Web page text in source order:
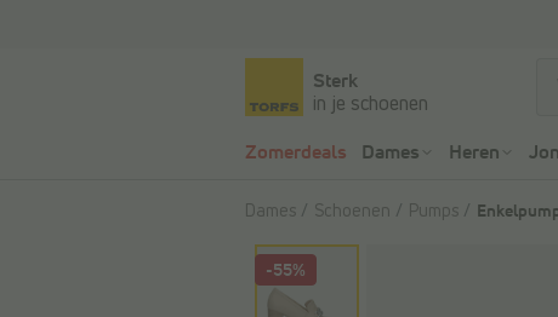
Sterk
in je schoenen
Zomerdeals Dames Heren
Dames Schoenen Pumps
-55%